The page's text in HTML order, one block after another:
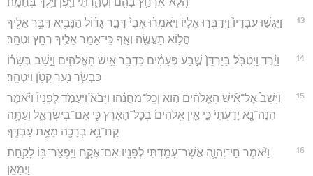
13
וַיִּגְּשׁ֣וּ עֲבָדָיו֮ וַיְדַבְּר֣וּ אֵלָיו֒ וַיֹּאמְר֗וּ אָבִי֙ דָּבָ֣ר גָּד֗וֹל הַנָּבִ֛יא דִּבֶּ֥ר אֵלֶ֖יךָ
הֲל֣וֹא תַעֲשֶׂ֑ה וְאַ֛ף כִּֽי־אָמַ֥ר אֵלֶ֖יךָ רְחַ֥ץ וּטְהָֽר׃
14
וַיֵּ֗רֶד וַיִּטְבֹּ֤ל בַּיַּרְדֵּן֙ שֶׁ֣בַע פְּעָמִ֔ים כִּדְבַ֖ר אִ֣ישׁ הָאֱלֹהִ֑ים וַיָּ֣שָׁב בְּשָׂר֗וֹ
כִּבְשַׂ֛ר נַ֥עַר קָטֹ֖ן וַיִּטְהָֽר׃
15
וַיָּשָׁב֩ אֶל־אִ֨ישׁ הָאֱלֹהִ֜ים ה֣וּא וְכָֽל־מַחֲנֵ֗הוּ וַיָּבֹא֮ וַיַּעֲמֹ֣ד לְפָנָיו֒ וַיֹּ֗אמֶר
הִנֵּה־נָ֤א יָדַ֙עְתִּי֙ כִּ֣י אֵ֤ין אֱלֹהִים֙ בְּכָל־הָאָ֔רֶץ כִּ֖י אִם־בְּיִשְׂרָאֵ֑ל וְעַתָּ֛ה
קַח־נָ֥א בְרָכָ֖ה מֵאֵ֥ת עַבְדֶּֽךָ׃
16
וַיֹּ֕אמֶר חַי־יְהוָ֛ה אֲשֶׁר־עָמַ֥דְתִּי לְפָנָ֖יו אִם־אֶקָּ֑ח וַיִּפְצַר־בּ֥וֹ לָקַ֖חַת
וַיְמָאֵֽן׃